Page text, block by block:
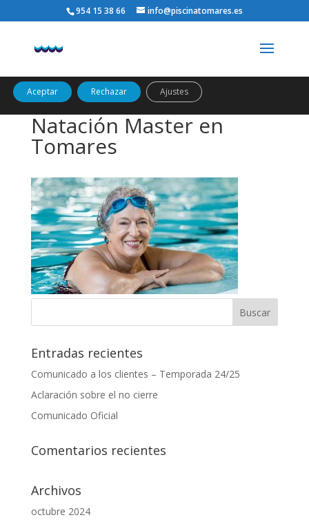
954 15 38 66 info@piscinatomares.es
Natación Master en
Tomares
Entradas recientes
Comunicado a los clientes – Temporada 24/25
Aclaración sobre el no cierre
Comunicado Oficial
Comentarios recientes
Archivos
octubre 2024
Utilizamos cookies propias y de terceros para analizar el uso
preferencias sobre la base de un perfil elaborado a partir de tus
hábitos de navegación (por ejemplo, páginas visitadas).Política
Aceptar Rechazar Ajustes